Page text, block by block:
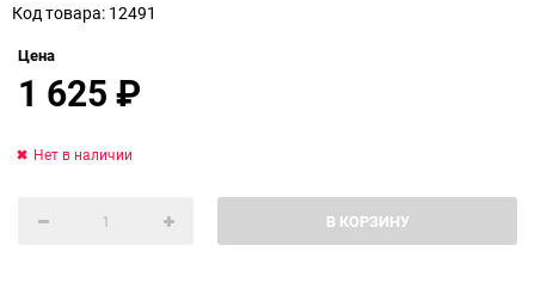
Код товара: 12491
Цена
1 625₽
В КОРЗИНУ
Нет в наличии